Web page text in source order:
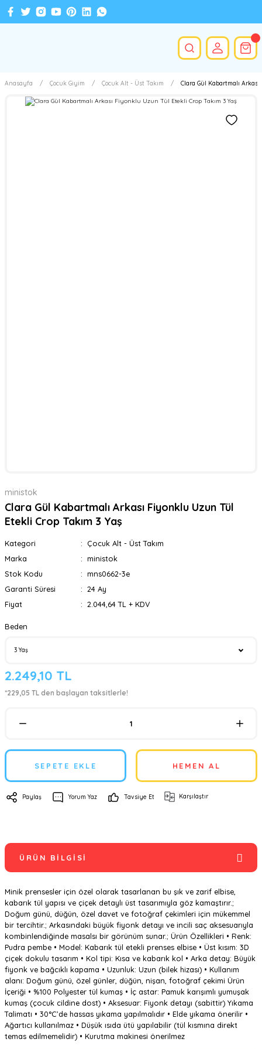
Anasayfa Çocuk Giyim Çocuk Alt - Üst Takım Clara Gül Kabartmalı
ministok
Clara Gül Kabartmalı Arkası Fiyonklu Uzun Tül
Etekli Crop Takım 3 Yaş
Kategori
Çocuk Alt - Üst Takım
Marka
ministok
Stok Kodu
mns0662-3e
Garanti Süresi
24 Ay
Fiyat
2.044,64 TL + KDV
Beden
2.249,10 TL
*229,05 TL den başlayan taksitlerle!
SEPETE EKLE HEMEN AL
Paylaş Yorum Yaz Tavsiye Et Karşılaştır
ÜRÜN BILGISI
Minik prensesler için özel olarak tasarlanan bu şık ve zarif elbise,
kabarık tül yapısı ve çiçek detaylı üst tasarımıyla göz kamaştırır.;
Doğum günü, düğün, özel davet ve fotoğraf çekimleri için mükemmel
bir tercihtir.; Arkasındaki büyük fiyonk detayı ve incili saç aksesuarıyla
kombinlendiğinde masalsı bir görünüm sunar.; Ürün Özellikleri • Renk:
Pudra pembe • Model: Kabarık tül etekli prenses elbise • Üst kısım: 3D
çiçek dokulu tasarım • Kol tipi: Kısa ve kabarık kol • Arka detay: Büyük
fiyonk ve bağcıklı kapama • Uzunluk: Uzun (bilek hizası) • Kullanım
alanı: Doğum günü, özel günler, düğün, nişan, fotoğraf çekimi Ürün
İçeriği • %100 Polyester tül kumaş • İç astar: Pamuk karışımlı yumuşak
kumaş (çocuk cildine dost) • Aksesuar: Fiyonk detayı (sabittir) Yıkama
Talimatı • 30°C’de hassas yıkama yapılmalıdır • Elde yıkama önerilir •
Ağartıcı kullanılmaz • Düşük ısıda ütü yapılabilir (tül kısmına direkt
temas edilmemelidir) • Kurutma makinesi önerilmez